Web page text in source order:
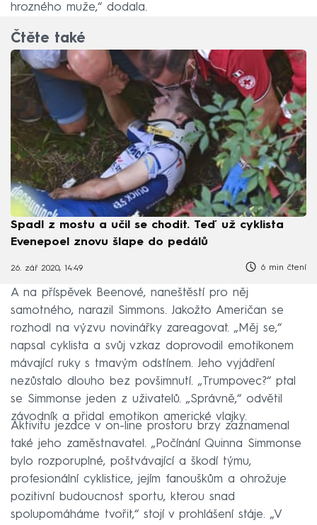
hrozného muže,“ dodala.
Čtěte také
Spadl z mostu a učil se chodit. Teď už cyklista
Evenepoel znovu šlape do pedálů
26. zář 2020, 14:49 6 min čtení
A na příspěvek Beenové, naneštěstí pro něj
samotného, narazil Simmons. Jakožto Američan se
rozhodl na výzvu novinářky zareagovat. „Měj se,“
napsal cyklista a svůj vzkaz doprovodil emotikonem
mávající ruky s tmavým odstínem. Jeho vyjádření
nezůstalo dlouho bez povšimnutí. „Trumpovec?“ ptal
se Simmonse jeden z uživatelů. „Správně,“ odvětil
závodník a přidal emotikon americké vlajky.
Aktivitu jezdce v on-line prostoru brzy zaznamenal
také jeho zaměstnavatel. „Počínání Quinna Simmonse
bylo rozporuplné, poštvávající a škodí týmu,
profesionální cyklistice, jejím fanouškům a ohrožuje
pozitivní budoucnost sportu, kterou snad
spolupomáháme tvořit,“ stojí v prohlášení stáje. „V